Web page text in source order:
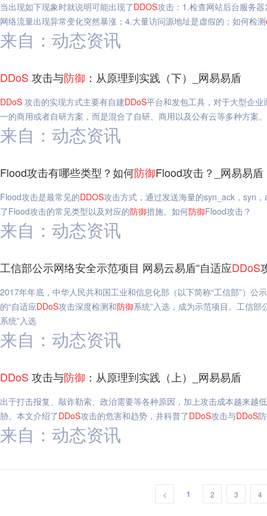
当出现如下现象时就说明可能出现了DDOS攻击：1.检查网站后台服务
网络流量出现异常变化突然暴涨；4.大量访问源地址是虚假的；如何检测
来自：动态资讯
DDoS 攻击与防御 ：从原理到实践（下）_网易易盾
DDoS 攻击的实现方式主要有自建DDoS平台和发包工具，对于大型企
一的商用或者自研方案，而是混合了自研、商用以及公有云等多种方案。
来自：动态资讯
Flood攻击有哪些类型？如何防御Flood攻击？_网易易盾
Flood攻击是最常见的DDOS攻击方式，通过发送海量的syn_ack，syn
了Flood攻击的常见类型以及对应的防御措施。如何防御Flood攻击？
来自：动态资讯
工信部公示网络安全示范项目 网易云易盾“自适应DDoS
2017年年底，中华人民共和国工业和信息化部（以下简称“工信部”）
的“自适应DDoS攻击深度检测和防御系统”入选，成为示范项目。工信
系统”入选
来自：动态资讯
DDoS 攻击与防御 ：从原理到实践（上）_网易易盾
出于打击报复、敲诈勒索、政治需要等各种原因，加上攻击成本越来越
胁。本文介绍了DDoS攻击的危害和趋势，并科普了DDoS攻击与DDoS
来自：动态资讯
< 1 2 3 4